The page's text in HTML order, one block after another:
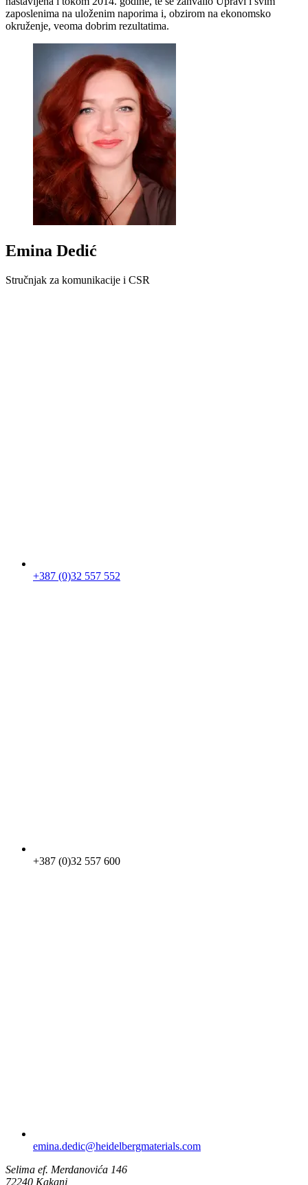
zaposlenima na uloženim naporima i, obzirom na ekonomsko
okruženje, veoma dobrim rezultatima.
Emina Dedić
Stručnjak za komunikacije i CSR
+387 (0)32 557 552
+387 (0)32 557 600
emina.dedic​@heidelbergmaterials.com
Selima ef. Merdanovića 146
72240 Kakanj